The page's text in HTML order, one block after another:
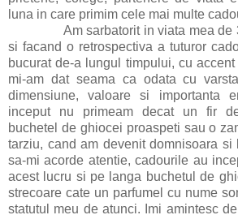
luna in care primim cele mai multe
Am sarbatorit in viata mea de
si facand o retrospectiva a tuturor
bucurat de-a lungul timpului, cu
mi-am dat seama ca odata cu
dimensiune, valoare si importanta
inceput nu primeam decat un fir
buchetel de ghiocei proaspeti sau o
tarziu, cand am devenit domnisoara
sa-mi acorde atentie, cadourile au
acest lucru si pe langa buchetul de
strecoare cate un parfumel cu nume
statutul meu de atunci. Imi amintesc de